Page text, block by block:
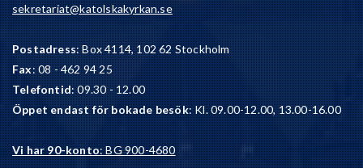
sekretariat@katolskakyrkan.se
Postadress: Box 4114, 102 62 Stockholm
Fax: 08 - 462 94 25
Telefontid: 09.30 - 12.00
Öppet endast för bokade besök: Kl. 09.00-12.00, 13.00-16.00
Vi har 90-konto: BG 900-4680